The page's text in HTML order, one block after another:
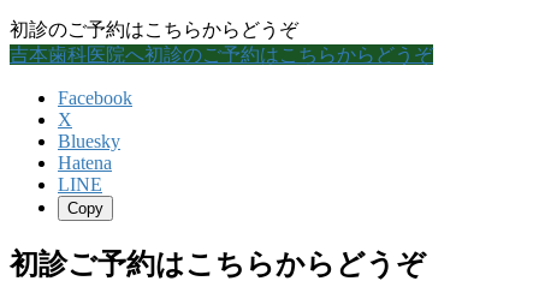
初診のご予約はこちらからどうぞ
吉本歯科医院へ初診のご予約はこちらからどうぞ
Facebook
X
Bluesky
Hatena
LINE
Copy
初診ご予約はこちらからどうぞ